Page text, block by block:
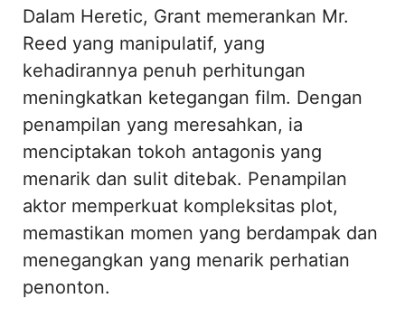
Dalam Heretic, Grant memerankan Mr.
Reed yang manipulatif, yang
kehadirannya penuh perhitungan
meningkatkan ketegangan film. Dengan
penampilan yang meresahkan, ia
menciptakan tokoh antagonis yang
menarik dan sulit ditebak. Penampilan
aktor memperkuat kompleksitas plot,
memastikan momen yang berdampak dan
menegangkan yang menarik perhatian
penonton.